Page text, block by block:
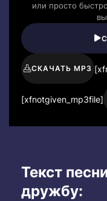
или просто
СКАЧАТЬ MP3
[xfnotgiven_mp3file]
Текст
дружбу: